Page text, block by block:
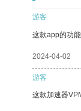
游客
这款app的功
2024-04-02
游客
这款加速器